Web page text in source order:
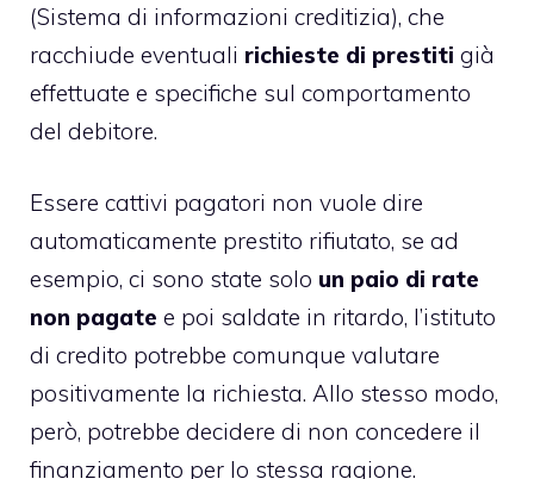
(Sistema di informazioni creditizia), che
racchiude eventuali richieste di prestiti già
effettuate e specifiche sul comportamento
del debitore.
Essere cattivi pagatori non vuole dire
automaticamente prestito rifiutato, se ad
esempio, ci sono state solo un paio di rate
non pagate e poi saldate in ritardo, l’istituto
di credito potrebbe comunque valutare
positivamente la richiesta. Allo stesso modo,
però, potrebbe decidere di non concedere il
finanziamento per lo stessa ragione.